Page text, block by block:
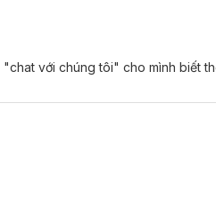
với chúng tôi" cho mình biết